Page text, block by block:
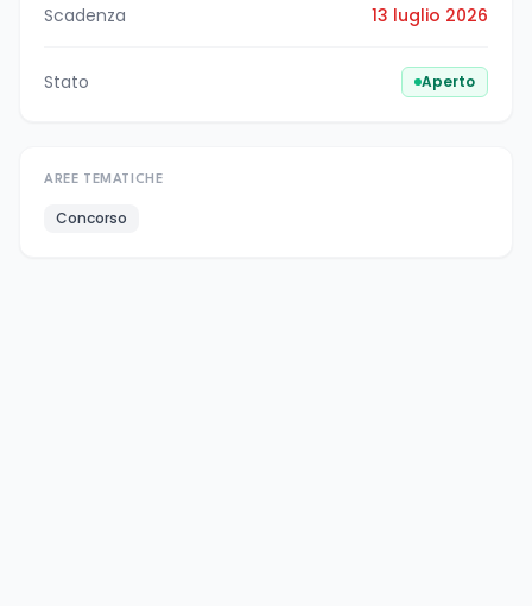
Scadenza
13 luglio 2026
Stato Aperto
AREE TEMATICHE
Concorso